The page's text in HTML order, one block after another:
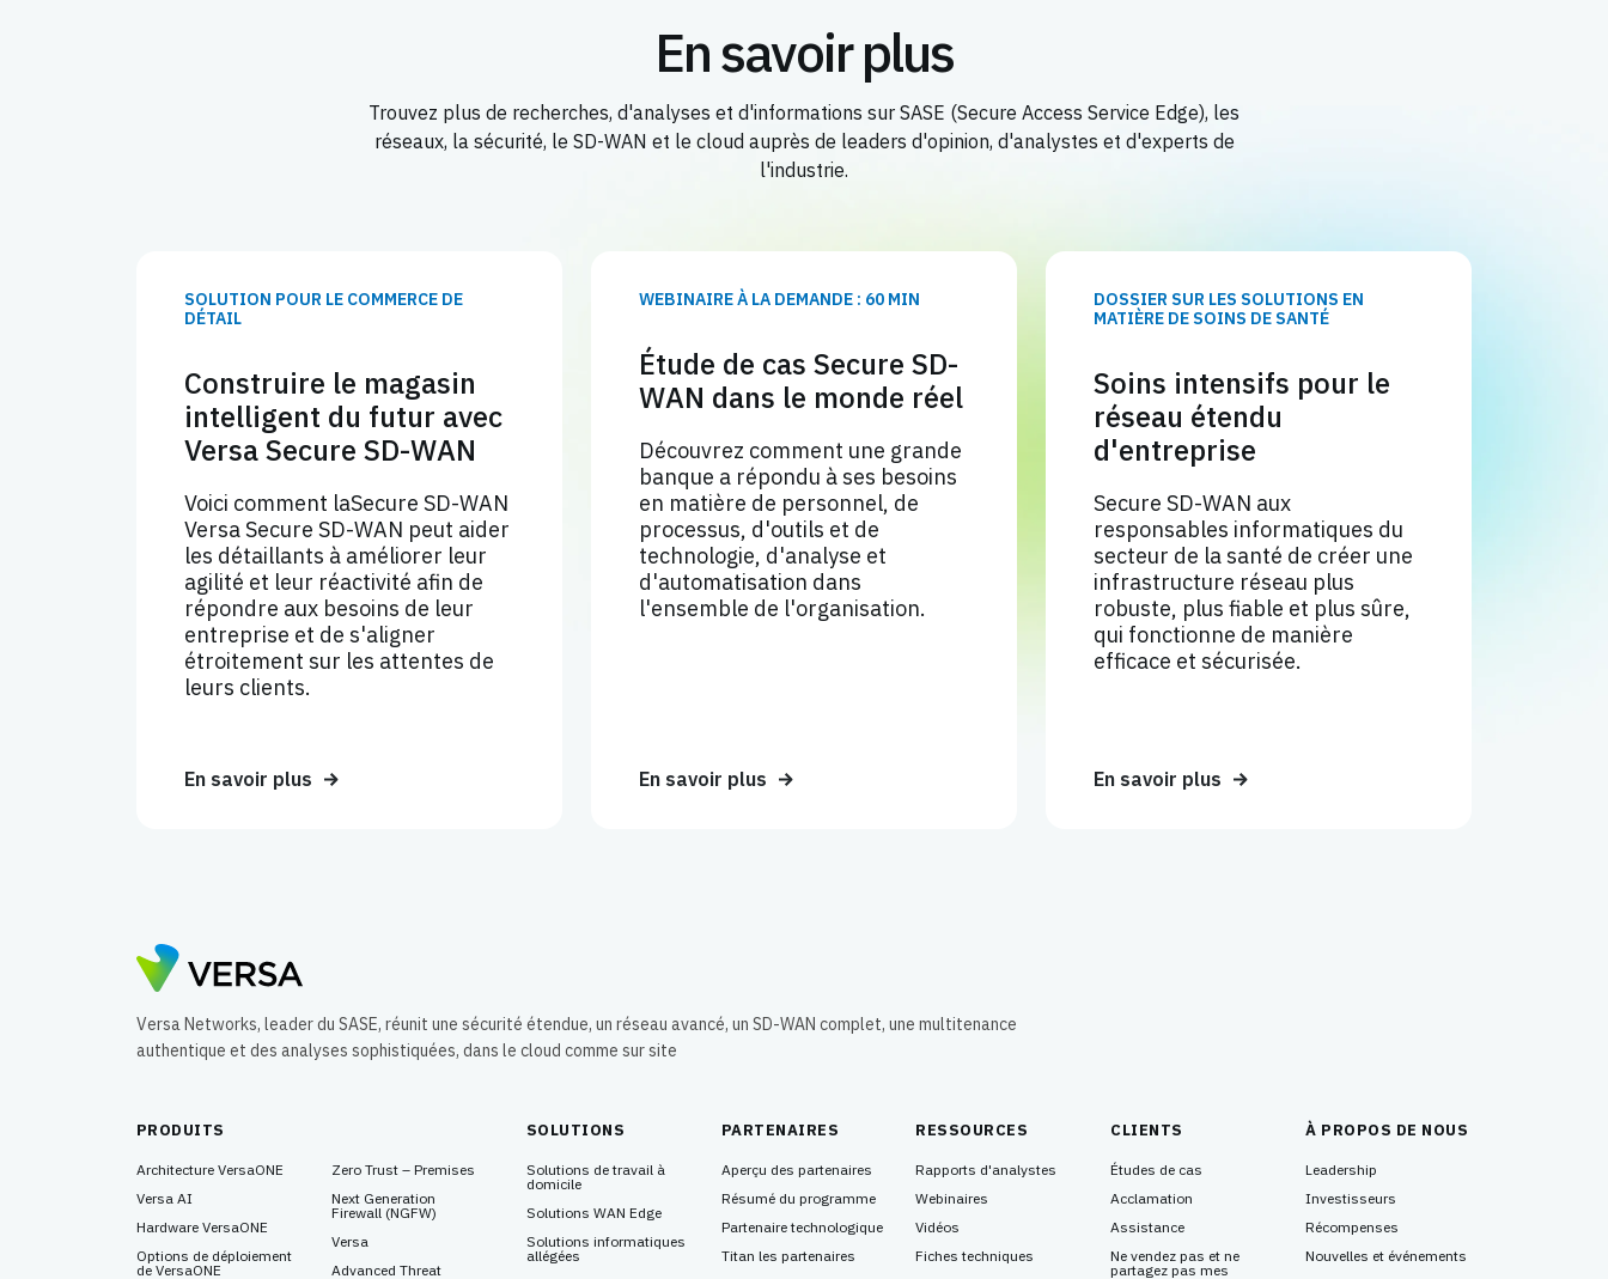
En savoir plus
Trouvez plus de recherches, d'analyses et d'informations sur SASE (Secure Access Service Edge), les
réseaux, la sécurité, le SD-WAN et le cloud auprès de leaders d'opinion, d'analystes et d'experts de
l'industrie.
SOLUTION POUR LE COMMERCE DE
DÉTAIL
Construire le magasin
intelligent du futur avec
Versa Secure SD-WAN
Voici comment laSecure SD-WAN
Versa Secure SD-WAN peut aider
les détaillants à améliorer leur
agilité et leur réactivité afin de
répondre aux besoins de leur
entreprise et de s'aligner
étroitement sur les attentes de
leurs clients.
En savoir plus
WEBINAIRE À LA DEMANDE : 60 MIN
Étude de cas Secure SD-
WAN dans le monde réel
Découvrez comment une grande
banque a répondu à ses besoins
en matière de personnel, de
processus, d'outils et de
technologie, d'analyse et
d'automatisation dans
l'ensemble de l'organisation.
En savoir plus
DOSSIER SUR LES SOLUTIONS EN
MATIÈRE DE SOINS DE SANTÉ
Soins intensifs pour le
réseau étendu
d'entreprise
Secure SD-WAN aux
responsables informatiques du
secteur de la santé de créer une
infrastructure réseau plus
robuste, plus fiable et plus sûre,
qui fonctionne de manière
efficace et sécurisée.
En savoir plus
Versa Networks, leader du SASE, réunit une sécurité étendue, un réseau avancé, un SD-WAN complet, une multitenance
authentique et des analyses sophistiquées, dans le cloud comme sur site
PRODUITS
Architecture VersaONE
Versa AI
Hardware VersaONE
Options de déploiement
de VersaONE
Zero Trust – Premises
Next Generation
Firewall (NGFW)
Versa
Advanced Threat
SOLUTIONS
Solutions de travail à
domicile
Solutions WAN Edge
Solutions informatiques
allégées
PARTENAIRES
Aperçu des partenaires
Résumé du programme
Partenaire technologique
Titan les partenaires
RESSOURCES
Rapports d'analystes
Webinaires
Vidéos
Fiches techniques
CLIENTS
Études de cas
Acclamation
Assistance
Ne vendez pas et ne
partagez pas mes
À PROPOS DE NOUS
Leadership
Investisseurs
Récompenses
Nouvelles et événements